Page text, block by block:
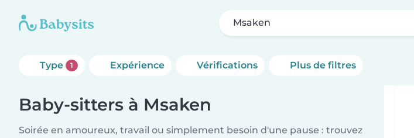
Msaken
Type 1 Expérience Vérifications Plus de filtres
Baby-sitters à Msaken
Soirée en amoureux, travail ou simplement besoin d'une pause : trouvez